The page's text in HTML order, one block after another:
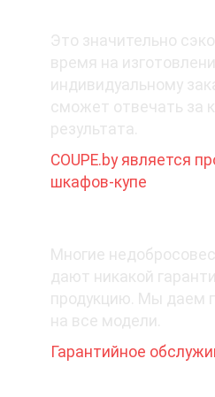
Это значительно
время на
индивидуальному
сможет отвечать за
результата.
COUPE.by является
шкафов-купе
Многие
дают никакой
продукцию. Мы даем
на все модели.
Гарантийное